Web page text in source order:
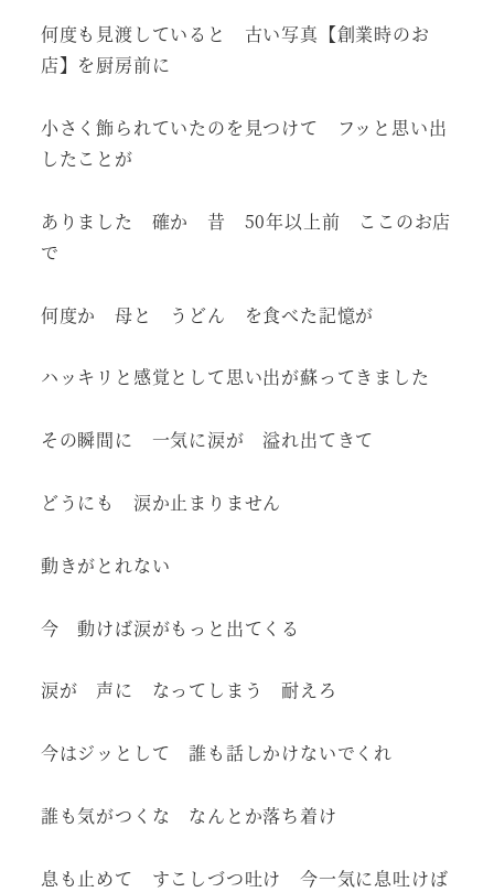
何度も見渡していると 古い写真【創業時のお
店】を厨房前に
小さく飾られていたのを見つけて フッと思い出
したことが
ありました 確か 昔 50年以上前 ここのお店
で
何度か 母と うどん を食べた記憶が
ハッキリと感覚として思い出が蘇ってきました
その瞬間に 一気に涙が 溢れ出てきて
どうにも 涙か止まりません
動きがとれない
今 動けば涙がもっと出てくる
涙が 声に なってしまう 耐えろ
今はジッとして 誰も話しかけないでくれ
誰も気がつくな なんとか落ち着け
息も止めて すこしづつ吐け 今一気に息吐けば